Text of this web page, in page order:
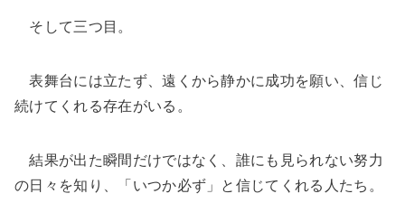
そして三つ目。
表舞台には立たず、遠くから静かに成功を願い、信じ
続けてくれる存在がいる。
結果が出た瞬間だけではなく、誰にも見られない努力
の日々を知り、「いつか必ず」と信じてくれる人たち。